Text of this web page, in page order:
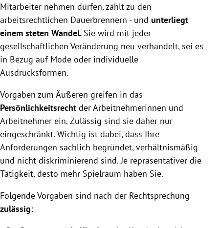
Mitarbeiter nehmen dürfen, zählt zu den
arbeitsrechtlichen Dauerbrennern - und unterliegt
einem steten Wandel. Sie wird mit jeder
gesellschaftlichen Veränderung neu verhandelt, sei es
in Bezug auf Mode oder individuelle
Ausdrucksformen.
Vorgaben zum Äußeren greifen in das
Persönlichkeitsrecht der Arbeitnehmerinnen und
Arbeitnehmer ein. Zulässig sind sie daher nur
eingeschränkt. Wichtig ist dabei, dass Ihre
Anforderungen sachlich begründet, verhältnismäßig
und nicht diskriminierend sind. Je repräsentativer die
Tätigkeit, desto mehr Spielraum haben Sie.
Folgende Vorgaben sind nach der Rechtsprechung
zulässig: